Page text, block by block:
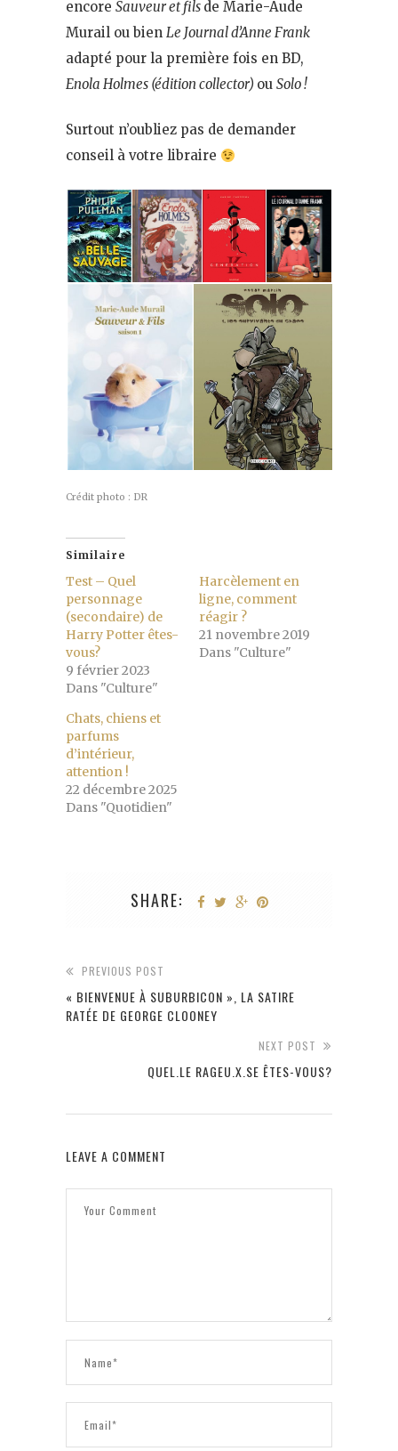
encore Sauveur et fils de Marie-Aude
Murail ou bien Le Journal d’Anne Frank
adapté pour la première fois en BD,
Enola Holmes (édition collector) ou Solo !
Surtout n’oubliez pas de demander
conseil à votre libraire
Crédit photo : DR
Similaire
Test – Quel
personnage
(secondaire) de
Harry Potter êtes-
vous?
9 février 2023
Dans "Culture"
Harcèlement en
ligne, comment
réagir ?
21 novembre 2019
Dans "Culture"
Chats, chiens et
parfums
d’intérieur,
attention !
22 décembre 2025
Dans "Quotidien"
SHARE:
PREVIOUS POST
« BIENVENUE À SUBURBICON », LA SATIRE
RATÉE DE GEORGE CLOONEY
NEXT POST
QUEL.LE RAGEU.X.SE ÊTES-VOUS?
LEAVE A COMMENT